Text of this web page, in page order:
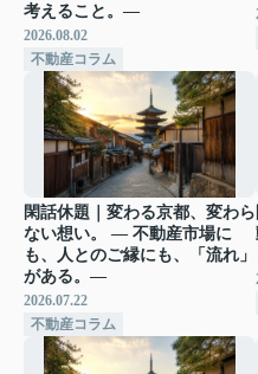
考えること。―
2026.08.02
不動産コラム
閑話休題｜変わる京都、変わら
ない想い。 ― 不動産市場に
も、人とのご縁にも、「流れ」
がある。―
2026.07.22
不動産コラム